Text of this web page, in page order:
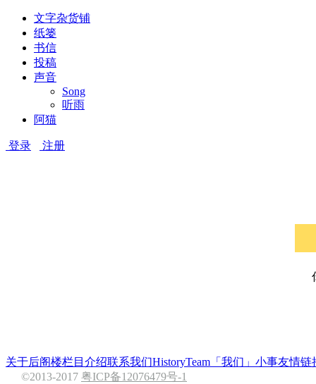
文字杂货铺
纸篓
书信
投稿
声音
Song
听雨
阿猫
登录 注册
关于后阁楼栏目介绍联系我们HistoryTeam 「我们」小事友情链
©2013-2017 粤ICP备12076479号-1